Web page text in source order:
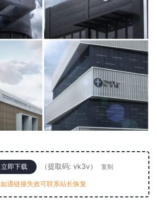
立即下载 （提取码: vk3v） 复制
如遇链接失效可联系站长恢复